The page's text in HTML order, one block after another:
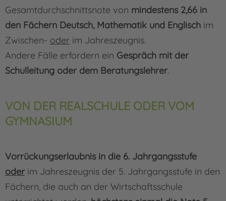
Gesamtdurchschnittsnote von mindestens 2,66 in
den Fächern Deutsch, Mathematik und Englisch im
Zwischen- oder im Jahreszeugnis.
Andere Fälle erfordern ein Gespräch mit der
Schulleitung oder dem Beratungslehrer.
VON DER REALSCHULE ODER VOM
GYMNASIUM
Vorrückungserlaubnis in die 6. Jahrgangsstufe
oder im Jahreszeugnis der 5. Jahrgangsstufe in den
Fächern, die auch an der Wirtschaftsschule